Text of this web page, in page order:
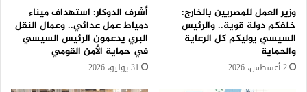
وزير العمل للمصريين بالخارج:
خلفكم دولة قوية.. والرئيس
السيسي يوليكم كل الرعاية
والحماية
2 أغسطس، 2026
أشرف الدوكار: استهداف ميناء
دمياط عمل عدائي.. وعمال النقل
البري يدعمون الرئيس السيسي
في حماية الأمن القومي
31 يوليو، 2026